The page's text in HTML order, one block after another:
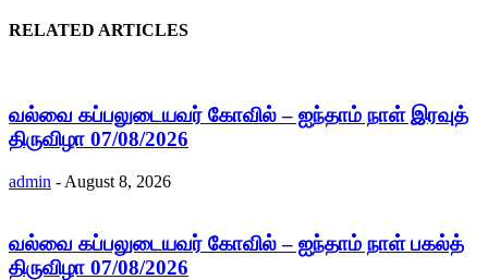
RELATED ARTICLES
வல்வை கப்பலுடையவர் கோவில் – ஐந்தாம் நாள் இரவுத்
திருவிழா 07/08/2026
admin - August 8, 2026
வல்வை கப்பலுடையவர் கோவில் – ஐந்தாம் நாள் பகல்த்
திருவிழா 07/08/2026